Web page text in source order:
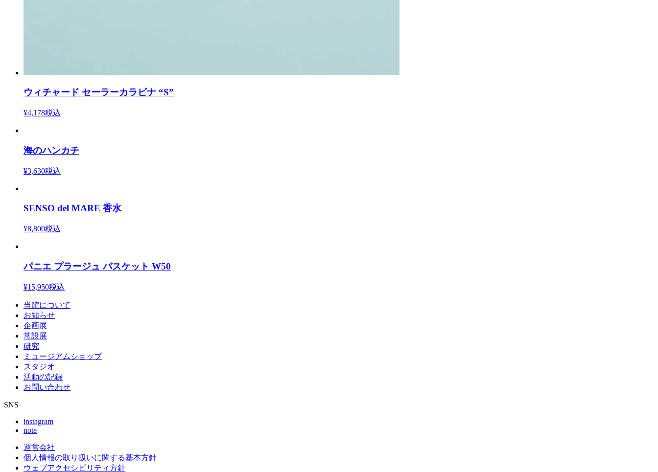
ウィチャード セーラーカラビナ “S”
¥4,178税込
海のハンカチ
¥3,630税込
SENSO del MARE 香水
¥8,800税込
パニエ プラージュ バスケット W50
¥15,950税込
当館について
お知らせ
企画展
常設展
研究
ミュージアムショップ
スタジオ
活動の記録
お問い合わせ
SNS
instagram
note
運営会社
個人情報の取り扱いに関する基本方針
ウェブアクセシビリティ方針